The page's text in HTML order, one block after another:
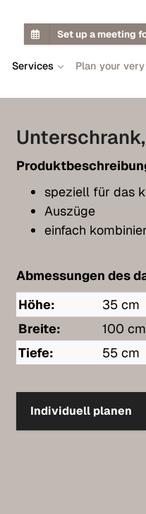
Set up a meeting
Services Plan your
speziell für das
Auszüge
einfach
Abmessungen des
Höhe:
35 cm
Breite:
100 cm
Tiefe:
55 cm
Individuell planen